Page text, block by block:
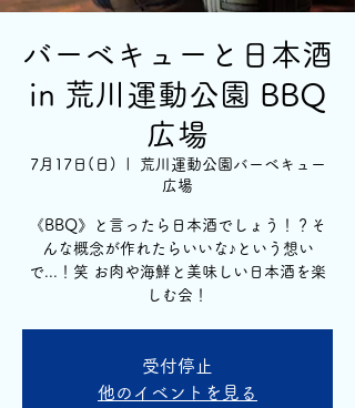
バーベキューと日本酒
in 荒川運動公園 BBQ
広場
7月17日(日)
荒川運動公園バーベキュー
広場
《BBQ》と言ったら日本酒でしょう！？そ
んな概念が作れたらいいな♪という想い
で...！笑 お肉や海鮮と美味しい日本酒を楽
しむ会！
受付停止
他のイベントを見る